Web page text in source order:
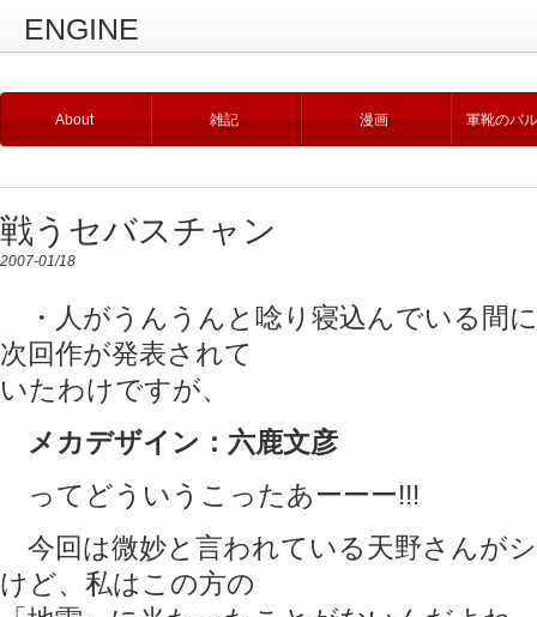
ENGINE
About 雑記 漫画 軍靴のバ
戦うセバスチャン
2007-01/18
・人がうんうんと唸り寝込んでいる間
次回作が発表されて
いたわけですが、
メカデザイン：六鹿文彦
ってどういうこったあーーー!!!
今回は微妙と言われている天野さんが
けど、私はこの方の